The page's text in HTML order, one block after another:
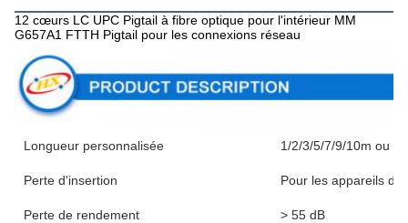
12 cœurs LC UPC Pigtail à fibre optique pour l'intérieur MM
G657A1 FTTH Pigtail pour les connexions réseau
Longueur personnalisée 1/2/3/5/7/9/10m ou
Perte d'insertion Pour les appareils
Perte de rendement > 55 dB